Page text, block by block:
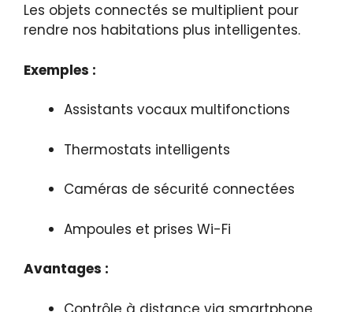
Les objets connectés se multiplient pour
rendre nos habitations plus intelligentes.
Exemples :
Assistants vocaux multifonctions
Thermostats intelligents
Caméras de sécurité connectées
Ampoules et prises Wi-Fi
Avantages :